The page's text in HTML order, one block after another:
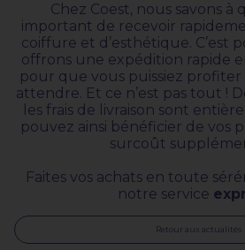
Chez Coest, nous savons à
important de recevoir
coiffure et d’esthétique. C’est
offrons une expédition rapide
pour que vous puissiez profiter
attendre. Et ce n’est pas tout !
les frais de livraison sont
pouvez ainsi bénéficier de vos
surcoût
Faites vos achats en toute
notre service
Retour aux actualités